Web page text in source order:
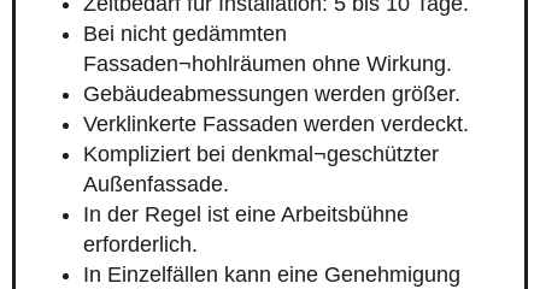
Bei nicht gedämmten
Fassaden¬hohlräumen ohne Wirkung.
Gebäudeabmessungen werden größer.
Verklinkerte Fassaden werden verdeckt.
Kompliziert bei denkmal¬geschützter
Außenfassade.
In der Regel ist eine Arbeitsbühne
erforderlich.
In Einzelfällen kann eine Genehmigung